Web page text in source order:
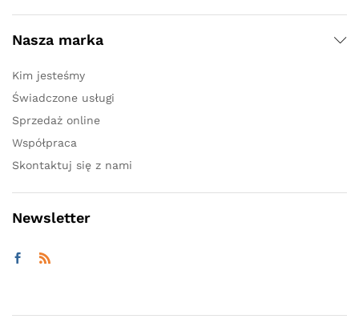
Nasza marka
Kim jesteśmy
Świadczone usługi
Sprzedaż online
Współpraca
Skontaktuj się z nami
Newsletter